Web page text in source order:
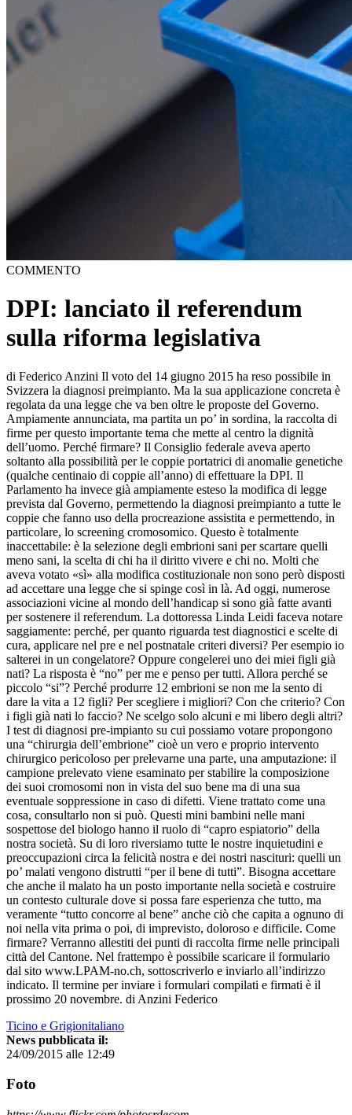
COMMENTO
DPI: lanciato il referendum
sulla riforma legislativa
di Federico Anzini Il voto del 14 giugno 2015 ha reso possibile in
Svizzera la diagnosi preimpianto. Ma la sua applicazione concreta è
regolata da una legge che va ben oltre le proposte del Governo.
Ampiamente annunciata, ma partita un po’ in sordina, la raccolta di
firme per questo importante tema che mette al centro la dignità
dell’uomo. Perché firmare? Il Consiglio federale aveva aperto
soltanto alla possibilità per le coppie portatrici di anomalie genetiche
(qualche centinaio di coppie all’anno) di effettuare la DPI. Il
Parlamento ha invece già ampiamente esteso la modifica di legge
prevista dal Governo, permettendo la diagnosi preimpianto a tutte le
coppie che fanno uso della procreazione assistita e permettendo, in
particolare, lo screening cromosomico. Questo è totalmente
inaccettabile: è la selezione degli embrioni sani per scartare quelli
meno sani, la scelta di chi ha il diritto vivere e chi no. Molti che
aveva votato «sì» alla modifica costituzionale non sono però disposti
ad accettare una legge che si spinge così in là. Ad oggi, numerose
associazioni vicine al mondo dell’handicap si sono già fatte avanti
per sostenere il referendum. La dottoressa Linda Leidi faceva notare
saggiamente: perché, per quanto riguarda test diagnostici e scelte di
cura, applicare nel pre e nel postnatale criteri diversi? Per esempio io
salterei in un congelatore? Oppure congelerei uno dei miei figli già
nati? La risposta è “no” per me e penso per tutti. Allora perché se
piccolo “si”? Perché produrre 12 embrioni se non me la sento di
dare la vita a 12 figli? Per scegliere i migliori? Con che criterio? Con
i figli già nati lo faccio? Ne scelgo solo alcuni e mi libero degli altri?
I test di diagnosi pre-impianto su cui possiamo votare propongono
una “chirurgia dell’embrione” cioè un vero e proprio intervento
chirurgico pericoloso per prelevarne una parte, una amputazione: il
campione prelevato viene esaminato per stabilire la composizione
dei suoi cromosomi non in vista del suo bene ma di una sua
eventuale soppressione in caso di difetti. Viene trattato come una
cosa, consultarlo non si può. Questi mini bambini nelle mani
sospettose del biologo hanno il ruolo di “capro espiatorio” della
nostra società. Su di loro riversiamo tutte le nostre inquietudini e
preoccupazioni circa la felicità nostra e dei nostri nascituri: quelli un
po’ malati vengono distrutti “per il bene di tutti”. Bisogna accettare
che anche il malato ha un posto importante nella società e costruire
un contesto culturale dove si possa fare esperienza che tutto, ma
veramente “tutto concorre al bene” anche ciò che capita a ognuno di
noi nella vita prima o poi, di imprevisto, doloroso e difficile. Come
firmare? Verranno allestiti dei punti di raccolta firme nelle principali
città del Cantone. Nel frattempo è possibile scaricare il formulario
dal sito www.LPAM-no.ch, sottoscriverlo e inviarlo all’indirizzo
indicato. Il termine per inviare i formulari compilati e firmati è il
prossimo 20 novembre. di Anzini Federico
Ticino e Grigionitaliano
News pubblicata il:
24/09/2015 alle 12:49
Foto